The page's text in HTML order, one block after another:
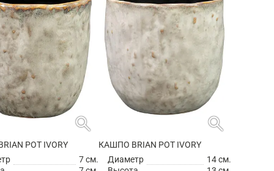
search
POT IVORY
7 см.
search
КАШПО BRIAN POT IVORY
Диаметр
14 см.